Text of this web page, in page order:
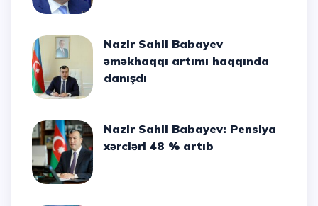
Nazir Sahil Babayev
əməkhaqqı artımı haqqında
danışdı
Nazir Sahil Babayev: Pensiya
xərcləri 48 % artıb